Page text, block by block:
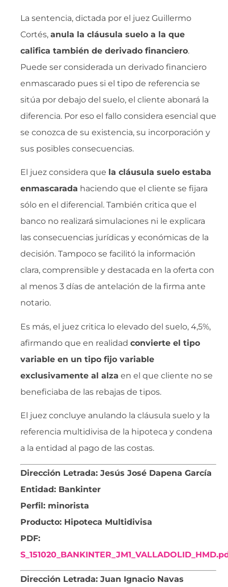
La sentencia, dictada por el juez Guillermo
Cortés, anula la cláusula suelo a la que
califica también de derivado financiero.
Puede ser considerada un derivado financiero
enmascarado pues si el tipo de referencia se
sitúa por debajo del suelo, el cliente abonará la
diferencia. Por eso el fallo considera esencial que
se conozca de su existencia, su incorporación y
sus posibles consecuencias.
El juez considera que la cláusula suelo estaba
enmascarada haciendo que el cliente se fijara
sólo en el diferencial. También critica que el
banco no realizará simulaciones ni le explicara
las consecuencias jurídicas y económicas de la
decisión. Tampoco se facilitó la información
clara, comprensible y destacada en la oferta con
al menos 3 días de antelación de la firma ante
notario.
Es más, el juez critica lo elevado del suelo, 4,5%,
afirmando que en realidad  convierte el tipo
variable en un tipo fijo variable
exclusivamente al alza en el que cliente no se
beneficiaba de las rebajas de tipos.
El juez concluye anulando la cláusula suelo y la
referencia multidivisa de la hipoteca y condena
a la entidad al pago de las costas.
Dirección Letrada: Jesús José Dapena García
Entidad: Bankinter
Perfil: minorista
Producto: Hipoteca Multidivisa
PDF:
Dirección Letrada: Juan Ignacio Navas